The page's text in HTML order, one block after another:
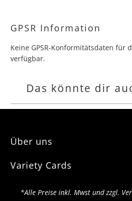
GPSR Information
Keine GPSR-Konformitätsdaten für
verfügbar.
Das könnte dir
Über uns
Variety Cards
*Alle Preise inkl. Mwst und zzgl.